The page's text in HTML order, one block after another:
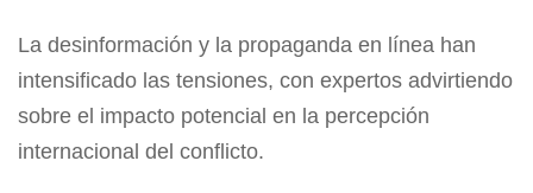
La desinformación y la propaganda en línea han
intensificado las tensiones, con expertos advirtiendo
sobre el impacto potencial en la percepción
internacional del conflicto.